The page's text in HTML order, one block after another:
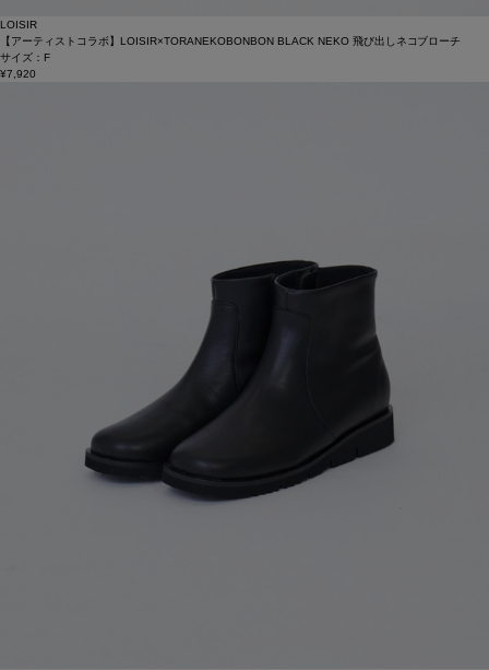
LOISIR
【アーティストコラボ】LOISIR×TORANEKOBONBON BLACK NEKO 飛び出しネコブローチ
サイズ：F
¥7,920